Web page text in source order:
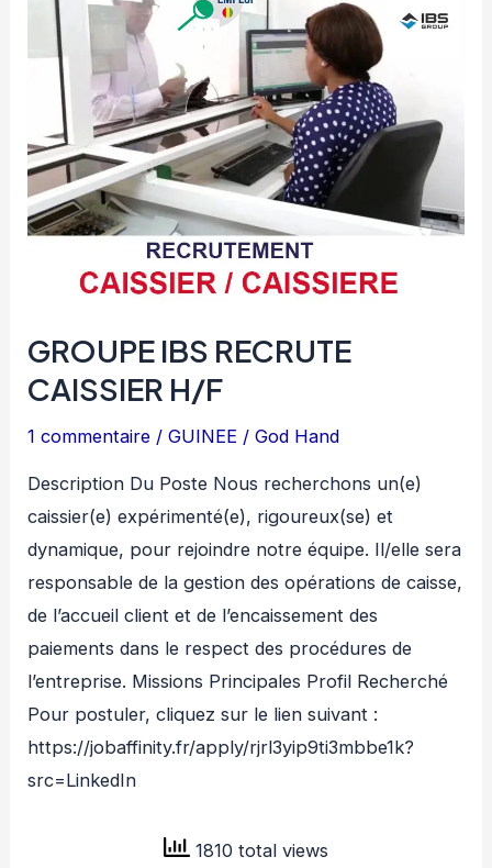
DATA
ANALYST
GROUPE IBS RECRUTE
CAISSIER H/F
1 commentaire /GUINEE /God Hand
Description Du Poste Nous recherchons un(e)
caissier(e) expérimenté(e), rigoureux(se) et
dynamique, pour rejoindre notre équipe. Il/elle sera
responsable de la gestion des opérations de caisse,
de l’accueil client et de l’encaissement des
paiements dans le respect des procédures de
l’entreprise. Missions Principales Profil Recherché
Pour postuler, cliquez sur le lien suivant :
https://jobaffinity.fr/apply/rjrl3yip9ti3mbbe1k?
src=LinkedIn
1810 total views